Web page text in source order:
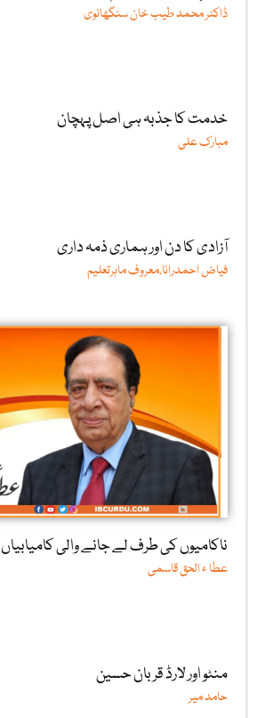
ڈاکٹر محمد طیب خان سنگھانوی
خدمت کا جذبہ ہی اصل پہچان
مبارک علی
آزادی کا دن اور ہماری ذمہ داری
فیاض احمدرانا،معروف ماہرتعلیم
ناکامیوں کی طرف لے جانے والی کامیابیاں
عطا ء الحق قاسمی
منٹو اور لارڈ قربان حسین
حامد میر